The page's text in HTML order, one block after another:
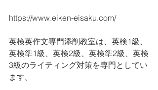
https://www.eiken-eisaku.com/
英検英作文専門添削教室は、英検1級、
英検準1級、英検2級、英検準2級、英検
3級のライティング対策を専門としてい
ます。